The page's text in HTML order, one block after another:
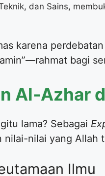
dan Sains,
karena
bagi
Al-Azhar
lama? Sebagai
nilai yang Allah
Ilmu